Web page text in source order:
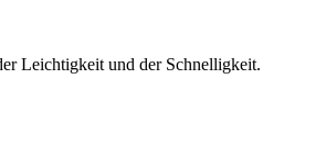
Leichtigkeit und der Schnelligkeit.